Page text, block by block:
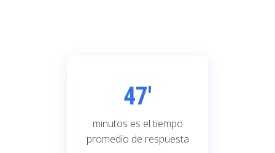
47'
minutos es el tiempo
promedio de respuesta